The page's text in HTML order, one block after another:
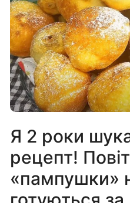
Я 2 роки
рецепт!
«пампушки»